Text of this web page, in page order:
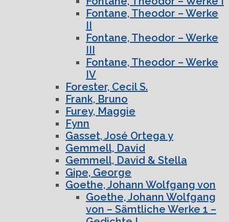
Fontane, Theodor – Werke
II
Fontane, Theodor – Werke
III
Fontane, Theodor – Werke
IV
Forester, Cecil S.
Frank, Bruno
Furey, Maggie
Fynn
Gasset, José Ortega y
Gemmell, David
Gemmell, David & Stella
Gipe, George
Goethe, Johann Wolfgang von
Goethe, Johann Wolfgang
von – Sämtliche Werke 1 –